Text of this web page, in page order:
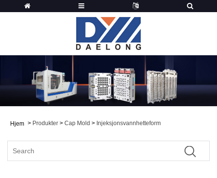
Hjem > Produkter > Cap Mold > Injeksjonsvannhetteform